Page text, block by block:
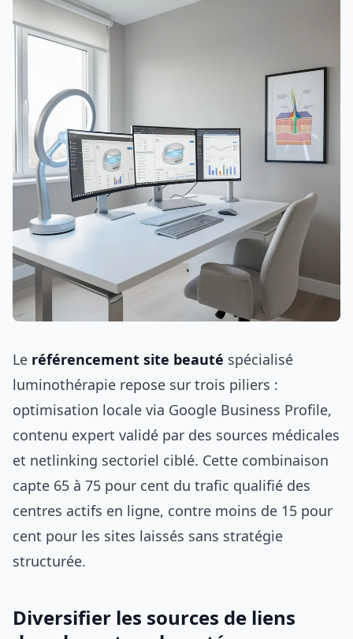
Le référencement site beauté spécialisé
luminothérapie repose sur trois piliers :
optimisation locale via Google Business Profile,
contenu expert validé par des sources médicales
et netlinking sectoriel ciblé. Cette combinaison
capte 65 à 75 pour cent du trafic qualifié des
centres actifs en ligne, contre moins de 15 pour
cent pour les sites laissés sans stratégie
structurée.
Diversifier les sources de liens